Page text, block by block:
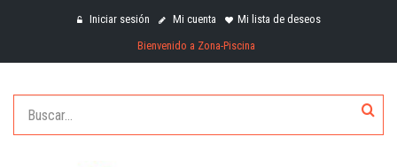
Iniciar sesión Mi cuenta
Mi lista de deseos
Bienvenido a Zona-Piscina